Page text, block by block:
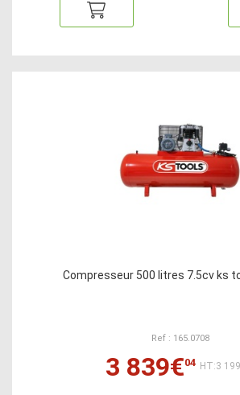
Compresseur 500 litres 7.5cv ks
Ref : 165.0708
3 839€04 HT:3